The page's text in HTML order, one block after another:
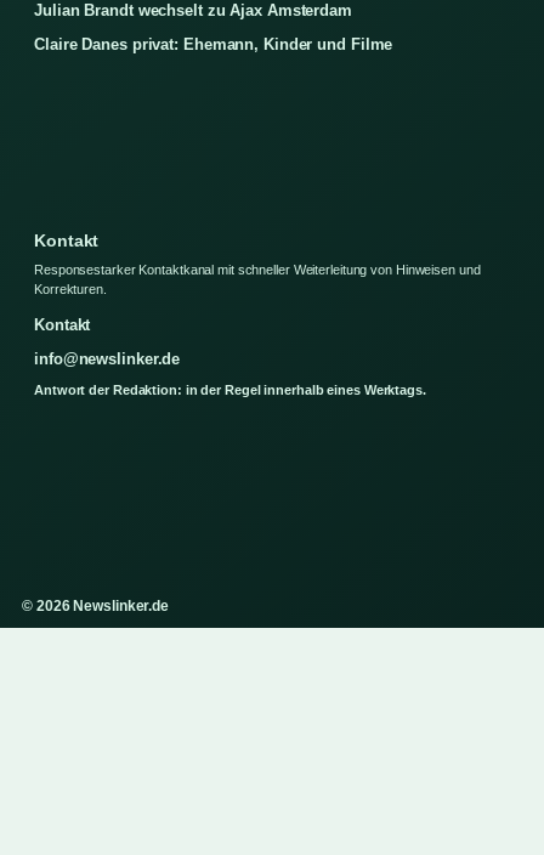
Julian Brandt wechselt zu Ajax Amsterdam
Claire Danes privat: Ehemann, Kinder und Filme
Kontakt
Responsestarker Kontaktkanal mit schneller Weiterleitung von Hinweisen und
Korrekturen.
Kontakt
info@newslinker.de
Antwort der Redaktion: in der Regel innerhalb eines Werktags.
© 2026 Newslinker.de